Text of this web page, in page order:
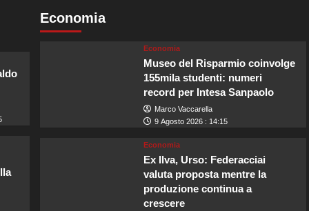
Economia
Economia
Museo del Risparmio coinvolge
155mila studenti: numeri
record per Intesa Sanpaolo
Marco Vaccarella
9 Agosto 2026 : 14:15
Economia
Ex Ilva, Urso: Federacciai
valuta proposta mentre la
produzione continua a
crescere